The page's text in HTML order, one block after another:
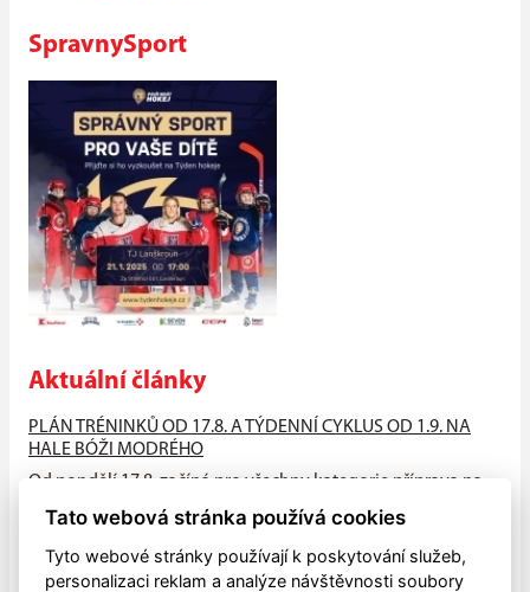
SpravnySport
Aktuální články
PLÁN TRÉNINKŮ OD 17.8. A TÝDENNÍ CYKLUS OD 1.9. NA
HALE BÓŽI MODRÉHO
Od pondělí 17.8. začíná pro všechny kategorie příprava na
hale Bóži...
PŘIJĎTE MEZI NÁS!!
Tato webová stránka používá cookies
Tyto webové stránky používají k poskytování služeb,
personalizaci reklam a analýze návštěvnosti soubory